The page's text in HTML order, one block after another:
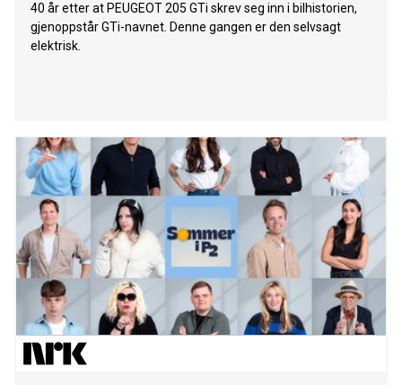
40 år etter at PEUGEOT 205 GTi skrev seg inn i bilhistorien,
gjenoppstår GTi-navnet. Denne gangen er den selvsagt
elektrisk.